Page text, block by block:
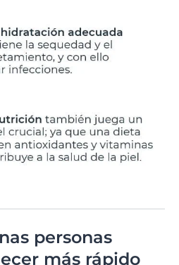
personas
más rápido